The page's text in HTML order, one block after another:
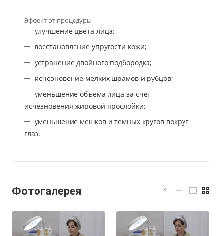
Эффект от процедуры
улучшение цвета лица;
восстановление упругости кожи;
устранение двойного подбородка;
исчезновение мелких шрамов и рубцов;
уменьшение объема лица за счет
исчезновения жировой прослойки;
уменьшение мешков и темных кругов вокруг
глаз.
Фотогалерея 4 —